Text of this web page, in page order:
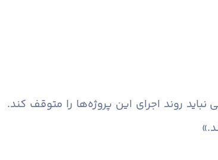
روند اجرای این پروژه‌ها را متوقف کند.